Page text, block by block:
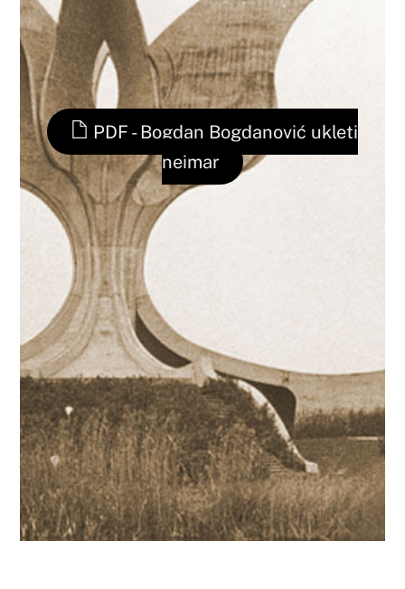
PDF - Bogdan Bogdanović ukleti
neimar